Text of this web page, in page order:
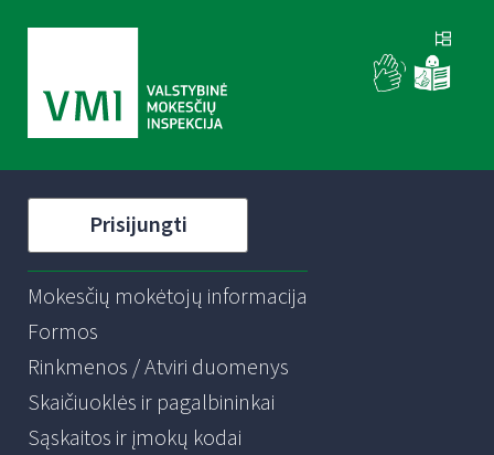
Prisijungti
Mokesčių mokėtojų informacija
Formos
Rinkmenos / Atviri duomenys
Skaičiuoklės ir pagalbininkai
Sąskaitos ir įmokų kodai